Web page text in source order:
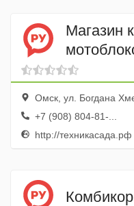
Магазин
Омск, ул. Богдана
+7 (908) 804-81-...
http://техникасада.рф